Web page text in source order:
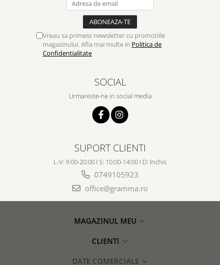
Vreau sa primesc newsletter cu promotiile
magazinului. Afla mai multe in Politica de
Confidentialitate
SOCIAL
Urmareste-ne in social media
SUPORT CLIENTI
L-V: 9:00-20:00 I S: 10:00-14:00 I D: Inchis
0749105923
office@gramma.ro
MAGAZINUL MEU
CLIENTI
DATE COMERCIALE